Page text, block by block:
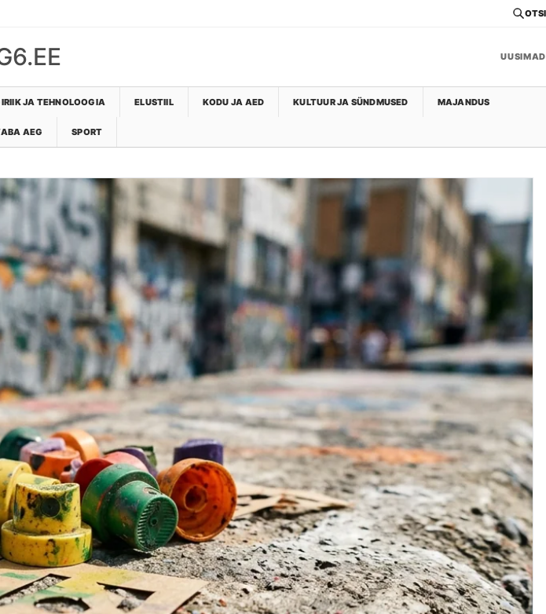
OTSI
UUSIMAD
JA TEHNOLOOGIA ELUSTIIL KODU JA AED KULTUUR JA SÜNDMUSED MAJANDUS
AEG SPORT